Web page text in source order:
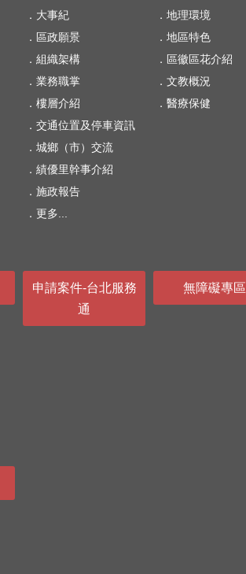
大事紀
區政願景
組織架構
業務職掌
樓層介紹
交通位置及停車資訊
城鄉（市）交流
績優里幹事介紹
施政報告
更多...
地理環境
地區特色
區徽區花介紹
文教概況
醫療保健
申請案件-台北服務
通
無障礙專區